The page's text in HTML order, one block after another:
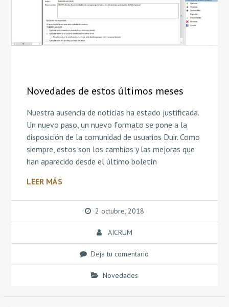
Novedades de estos últimos meses
Nuestra ausencia de noticias ha estado justificada.
Un nuevo paso, un nuevo formato se pone a la
disposición de la comunidad de usuarios Duir. Como
siempre, estos son los cambios y las mejoras que
han aparecido desde el último boletín
LEER MÁS
2 octubre, 2018
AICRUM
Deja tu comentario
Novedades